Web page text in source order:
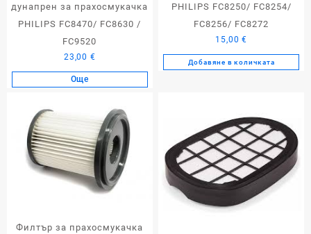
дунапрен за прахосмукачка
PHILIPS FC8470/ FC8630 /
FC9520
23,00 €
Още
PHILIPS FC8250/ FC8254/
FC8256/ FC8272
15,00€
Добавяне в количката
Филтър за прахосмукачка